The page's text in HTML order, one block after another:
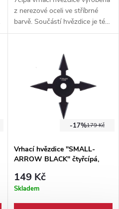
z nerezové oceli ve stříbrné
barvě. Součástí hvězdice je též
nylonové pouzdro.
179 Kč
-17%
Vrhací hvězdice "SMALL-
ARROW BLACK" čtyřcípá,
149 Kč
Skladem